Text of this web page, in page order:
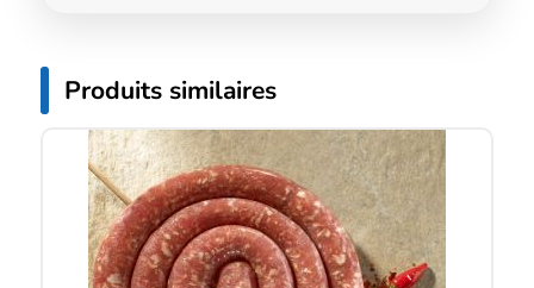
Produits similaires